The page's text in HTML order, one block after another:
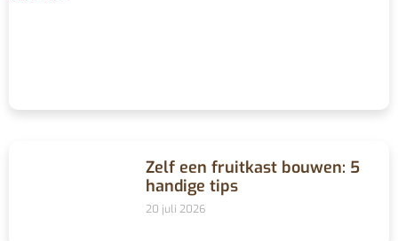
Zelf een fruitkast bouwen: 5
handige tips
20 juli 2026